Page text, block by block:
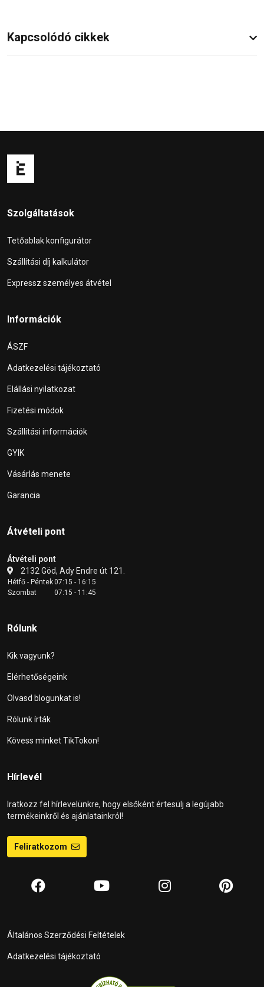
Kapcsolódó cikkek
Szolgáltatások
Tetőablak konfigurátor
Szállítási díj kalkulátor
Expressz személyes átvétel
Információk
ÁSZF
Adatkezelési tájékoztató
Elállási nyilatkozat
Fizetési módok
Szállítási információk
GYIK
Vásárlás menete
Garancia
Átvételi pont
Átvételi pont
2132 Göd, Ady Endre út 121.
Hétfő - Péntek07:15 - 16:15
Szombat
07:15 - 11:45
Rólunk
Kik vagyunk?
Elérhetőségeink
Olvasd blogunkat is!
Rólunk írták
Kövess minket TikTokon!
Hírlevél
Iratkozz fel hírlevelünkre, hogy elsőként értesülj a legújabb
termékeinkről és ajánlatainkról!
Feliratkozom
Általános Szerződési Feltételek
Adatkezelési tájékoztató